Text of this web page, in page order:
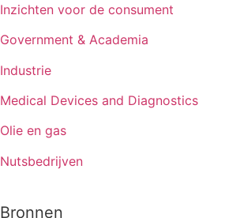
Inzichten voor de consument
Government & Academia
Industrie
Medical Devices and Diagnostics
Olie en gas
Nutsbedrijven
Bronnen